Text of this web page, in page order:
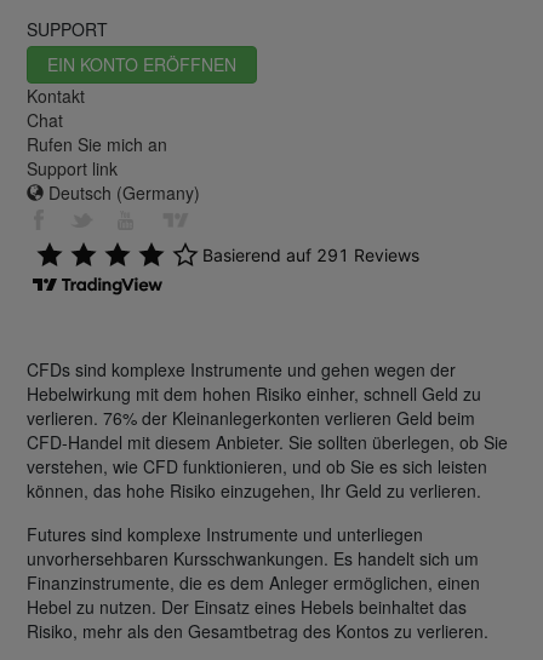
SUPPORT
EIN KONTO ERÖFFNEN
Kontakt
Chat
Rufen Sie mich an
Support link
Deutsch (Germany)
CFDs sind komplexe Instrumente und gehen wegen der
Hebelwirkung mit dem hohen Risiko einher, schnell Geld zu
verlieren. 76% der Kleinanlegerkonten verlieren Geld beim
CFD-Handel mit diesem Anbieter. Sie sollten überlegen, ob Sie
verstehen, wie CFD funktionieren, und ob Sie es sich leisten
können, das hohe Risiko einzugehen, Ihr Geld zu verlieren.
Futures sind komplexe Instrumente und unterliegen
unvorhersehbaren Kursschwankungen. Es handelt sich um
Finanzinstrumente, die es dem Anleger ermöglichen, einen
Hebel zu nutzen. Der Einsatz eines Hebels beinhaltet das
Risiko, mehr als den Gesamtbetrag des Kontos zu verlieren.